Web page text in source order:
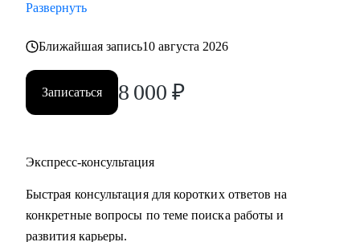
помогаю с самооценкой и определением перспектив. Могу
быть рядом в периоды, когда профессиональная поддержка
Развернуть
Ближайшая запись10 августа 2026
Записаться 8 000 ₽
Экспресс-консультация
Быстрая консультация для коротких ответов на
конкретные вопросы по теме поиска работы и
развития карьеры.